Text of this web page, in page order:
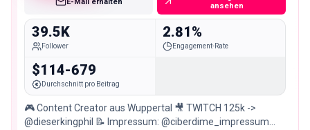
ansehen
39.5K
Follower
2.81%
Engagement-Rate
$114-679
Durchschnitt pro Beitrag
🎮 Content Creator aus Wuppertal 🎥 TWITCH 125k ->
@dieserkingphil 📝 Impressum: @ciberdime_impressum